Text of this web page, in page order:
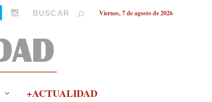
Viernes, 7 de agosto de 2026
+ACTUALIDAD